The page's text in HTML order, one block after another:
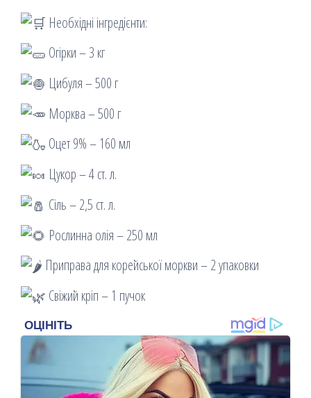
Необхідні інгредієнти:
Огірки – 3 кг
Цибуля – 500 г
Морква – 500 г
Оцет 9% – 160 мл
Цукор – 4 ст. л.
Сіль – 2,5 ст. л.
Рослинна олія – 250 мл
Приправа для корейської моркви – 2 упаковки
Свіжий кріп – 1 пучок